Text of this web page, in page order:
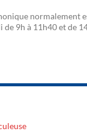
normalement
9h à 11h40 et de